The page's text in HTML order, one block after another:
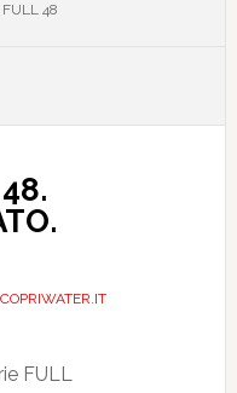
48
FULL